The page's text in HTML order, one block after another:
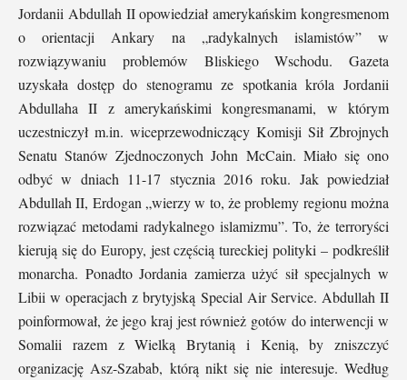
Jordanii Abdullah II opowiedział amerykańskim kongresmenom
o orientacji Ankary na „radykalnych islamistów” w
rozwiązywaniu problemów Bliskiego Wschodu. Gazeta
uzyskała dostęp do stenogramu ze spotkania króla Jordanii
Abdullaha II z amerykańskimi kongresmanami, w którym
uczestniczył m.in. wiceprzewodniczący Komisji Sił Zbrojnych
Senatu Stanów Zjednoczonych John McCain. Miało się ono
odbyć w dniach 11-17 stycznia 2016 roku. Jak powiedział
Abdullah II, Erdogan „wierzy w to, że problemy regionu można
rozwiązać metodami radykalnego islamizmu”. To, że terroryści
kierują się do Europy, jest częścią tureckiej polityki – podkreślił
monarcha. Ponadto Jordania zamierza użyć sił specjalnych w
Libii w operacjach z brytyjską Special Air Service. Abdullah II
poinformował, że jego kraj jest również gotów do interwencji w
Somalii razem z Wielką Brytanią i Kenią, by zniszczyć
organizację Asz-Szabab, którą nikt się nie interesuje. Według